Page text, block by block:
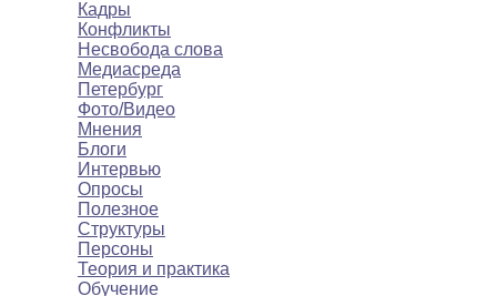
Кадры
Конфликты
Несвобода слова
Медиасреда
Петербург
Фото/Видео
Мнения
Блоги
Интервью
Опросы
Полезное
Структуры
Персоны
Теория и практика
Обучение